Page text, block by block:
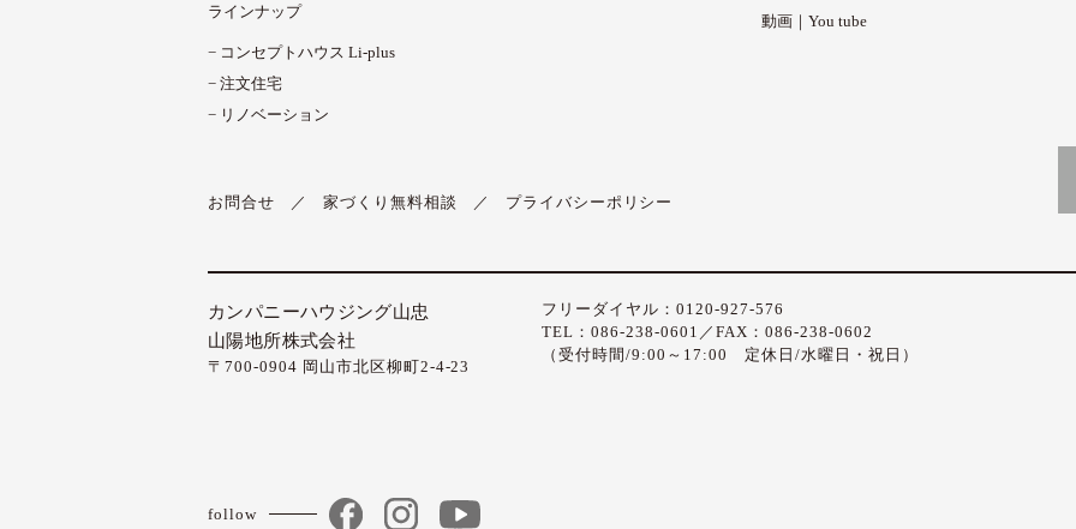
ラインナップ
コンセプトハウス Li-plus
注文住宅
リノベーション
動画｜You tube
お問合せ 家づくり無料相談 プライバシーポリシー
カンパニーハウジング山忠
山陽地所株式会社
〒700-0904 岡山市北区柳町2-4-23
フリーダイヤル：0120-927-576
TEL：086-238-0601／FAX：086-238-0602
（受付時間/9:00～17:00 定休日/水曜日・祝日）
follow